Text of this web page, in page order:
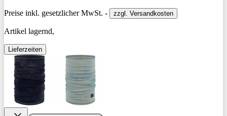
Preise inkl. gesetzlicher MwSt. - zzgl. Versandkosten
Artikel lagernd,
Lieferzeiten